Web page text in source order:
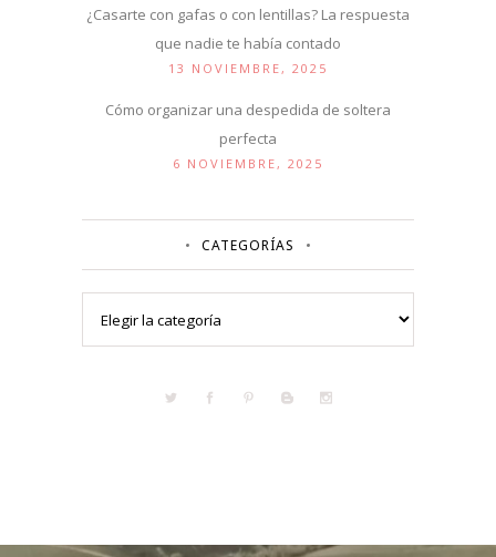
¿Casarte con gafas o con lentillas? La respuesta
que nadie te había contado
13 NOVIEMBRE, 2025
Cómo organizar una despedida de soltera
perfecta
6 NOVIEMBRE, 2025
CATEGORÍAS